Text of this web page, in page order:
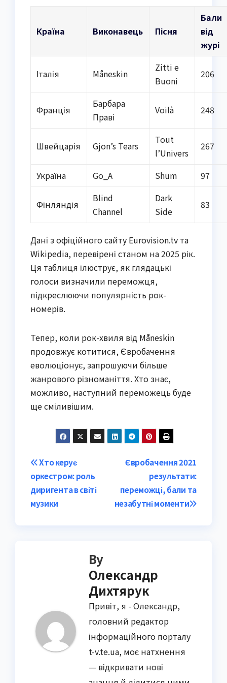
Країна Виконавець Пісня
Бали
від
журі
Італія Måneskin
Zitti e
Buoni
206
Франція
Барбара
Праві
Voilà 248
Швейцарія Gjon’s Tears
Tout
l’Univers
267
Україна Go_A Shum 97
Фінляндія
Blind
Channel
Dark
Side
83
Дані з офіційного сайту Eurovision.tv та
Wikipedia, перевірені станом на 2025 рік.
Ця таблиця ілюструє, як глядацькі
голоси визначили переможця,
підкреслюючи популярність рок-
номерів.
Тепер, коли рок-хвиля від Måneskin
продовжує котитися, Євробачення
еволюціонує, запрошуючи більше
жанрового різноманіття. Хто знає,
можливо, наступний переможець буде
ще сміливішим.
Post
navigation
Євробачення 2021
результати:
переможці, бали та
незабутні моменти
Хто керує
оркестром: роль
диригента в світі
музики
By
Олександр
Дихтярук
Привіт, я - Олександр,
головний редактор
інформаційного порталу
t-v.te.ua, моє натхнення
— відкривати нові